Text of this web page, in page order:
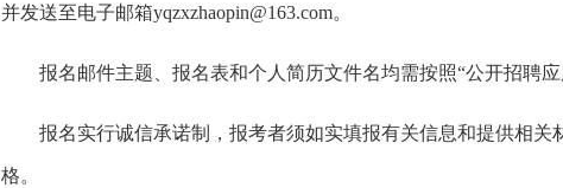
并发送至电子邮箱yqzxzhaopin@163.com。
报名邮件主题、报名表和个人简历文件名均需按照“公开招聘
报名实行诚信承诺制，报考者须如实填报有关信息和提供相
格。